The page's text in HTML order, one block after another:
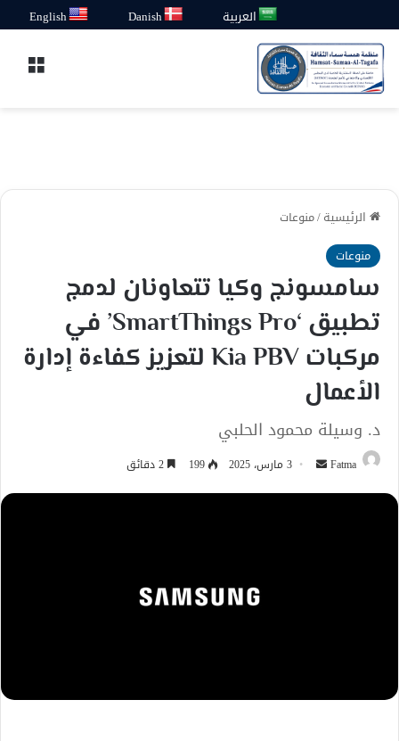
العربية Danish
English
الرئيسية/منوعات
منوعات
سامسونج وكيا تتعاونان لدمج
تطبيق ‘SmartThings Pro’ في
مركبات Kia PBV لتعزيز كفاءة إدارة
الأعمال
د. وسيلة محمود الحلبي
Fatma
أرسل 3 مارس، 2025 199